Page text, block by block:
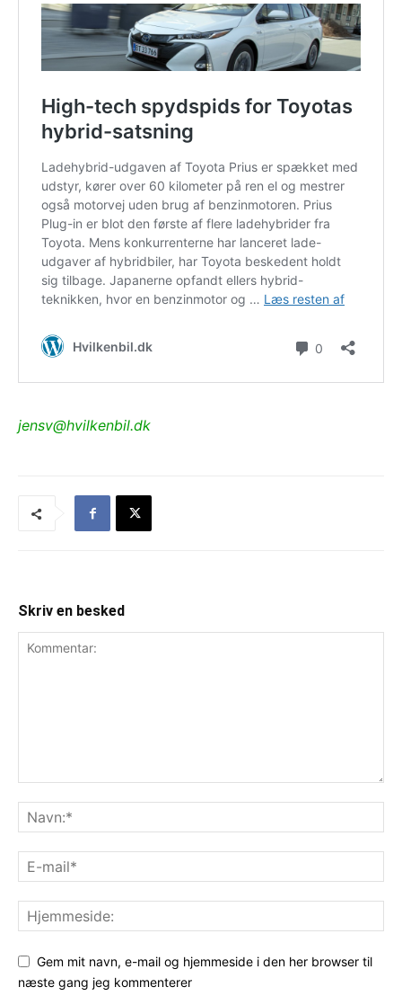
jensv@hvilkenbil.dk
Skriv en besked
Gem mit navn, e-mail og hjemmeside i den her browser til
næste gang jeg kommenterer